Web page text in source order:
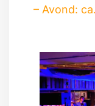
– Avond: